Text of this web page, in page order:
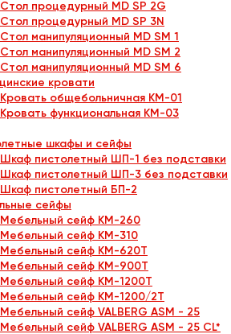
Стол процедурный MD SP 2G
Стол процедурный MD SP 3N
Стол манипуляционный MD SM 1
Стол манипуляционный MD SM 2
Стол манипуляционный MD SM 6
кровати
Кровать общебольничная КМ-01
Кровать функциональная КМ-03
шкафы и сейфы
Шкаф пистолетный ШП-1 без подставки
Шкаф пистолетный ШП-3 без подставки
Шкаф пистолетный БП-2
сейфы
Мебельный сейф КМ-260
Мебельный сейф КМ-310
Мебельный сейф КМ-620T
Мебельный сейф КМ-900T
Мебельный сейф КМ-1200T
Мебельный сейф КМ-1200/2T
Мебельный сейф VALBERG ASM - 25
Мебельный сейф VALBERG ASM - 25 CL*